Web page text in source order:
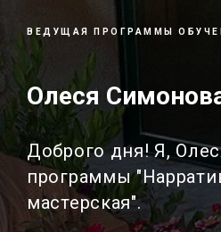
ВЕДУЩАЯ ПРОГРАММЫ
Олеся
Доброго дня! Я,
программы
мастерская".